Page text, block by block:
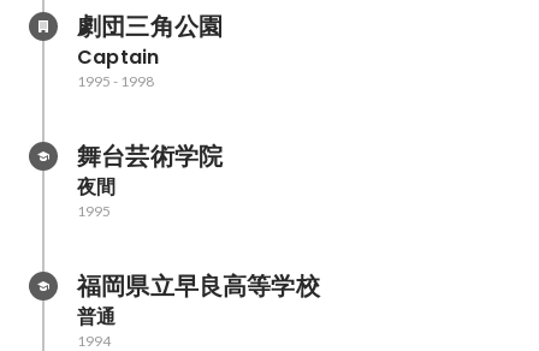
劇団三角公園
Captain
1995 - 1998
舞台芸術学院
夜間
1995
福岡県立早良高等学校
普通
1994